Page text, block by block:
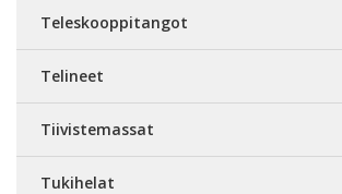
Teleskooppitangot
Telineet
Tiivistemassat
Tukihelat